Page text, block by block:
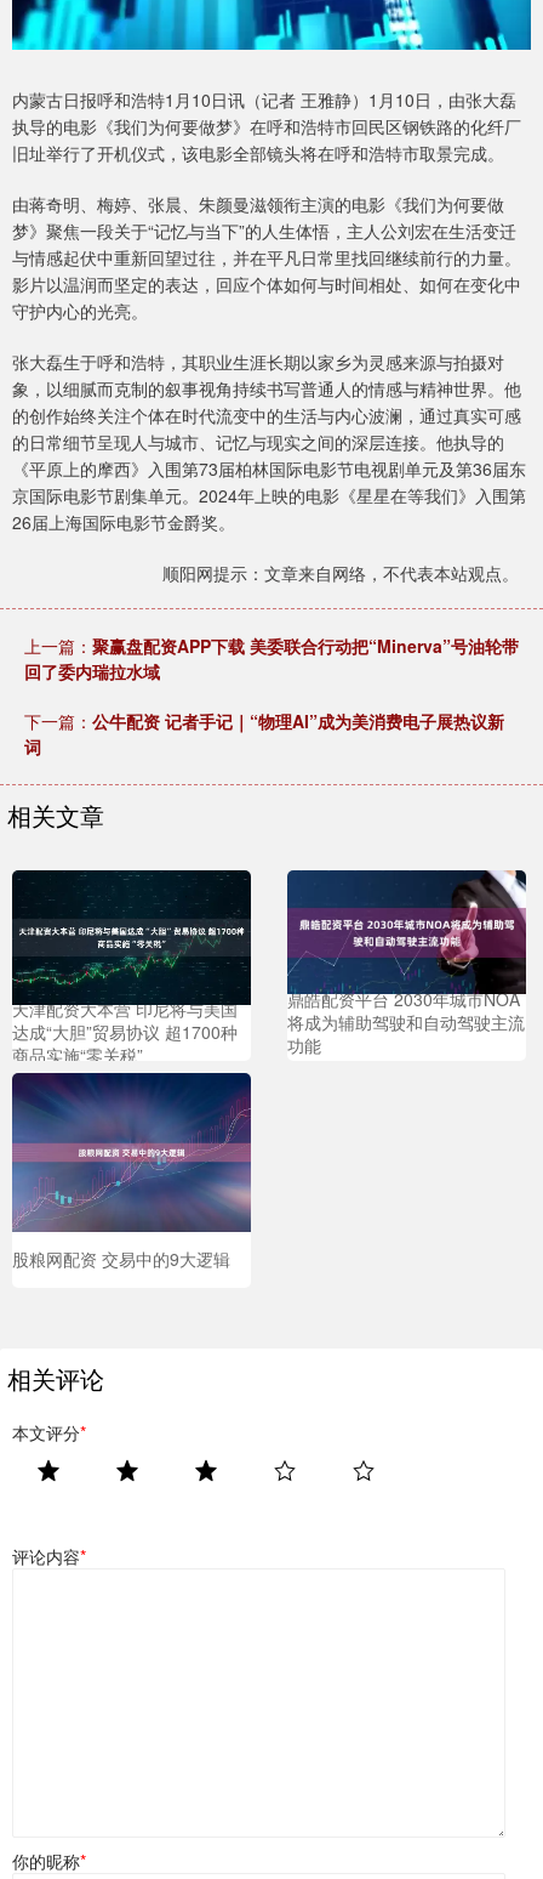
内蒙古日报呼和浩特1月10日讯（记者 王雅静）1月10日，由张大磊
执导的电影《我们为何要做梦》在呼和浩特市回民区钢铁路的化纤厂
旧址举行了开机仪式，该电影全部镜头将在呼和浩特市取景完成。
由蒋奇明、梅婷、张晨、朱颜曼滋领衔主演的电影《我们为何要做
梦》聚焦一段关于“记忆与当下”的人生体悟，主人公刘宏在生活变迁
与情感起伏中重新回望过往，并在平凡日常里找回继续前行的力量。
影片以温润而坚定的表达，回应个体如何与时间相处、如何在变化中
守护内心的光亮。
张大磊生于呼和浩特，其职业生涯长期以家乡为灵感来源与拍摄对
象，以细腻而克制的叙事视角持续书写普通人的情感与精神世界。他
的创作始终关注个体在时代流变中的生活与内心波澜，通过真实可感
的日常细节呈现人与城市、记忆与现实之间的深层连接。他执导的
《平原上的摩西》入围第73届柏林国际电影节电视剧单元及第36届东
京国际电影节剧集单元。2024年上映的电影《星星在等我们》入围第
26届上海国际电影节金爵奖。
顺阳网提示：文章来自网络，不代表本站观点。
上一篇： 聚赢盘配资APP下载 美委联合行动把“Minerva”号油轮带
回了委内瑞拉水域
下一篇： 公牛配资 记者手记｜“物理AI”成为美消费电子展热议新
词
相关文章
天津配资大本营 印尼将与美国
达成“大胆”贸易协议 超1700种
商品实施“零关税”
鼎皓配资平台 2030年城市NOA
将成为辅助驾驶和自动驾驶主流
功能
股粮网配资 交易中的9大逻辑
相关评论
本文评分*
评论内容*
你的昵称*